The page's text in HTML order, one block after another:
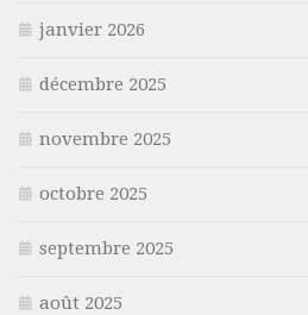
janvier 2026
décembre 2025
novembre 2025
octobre 2025
septembre 2025
août 2025